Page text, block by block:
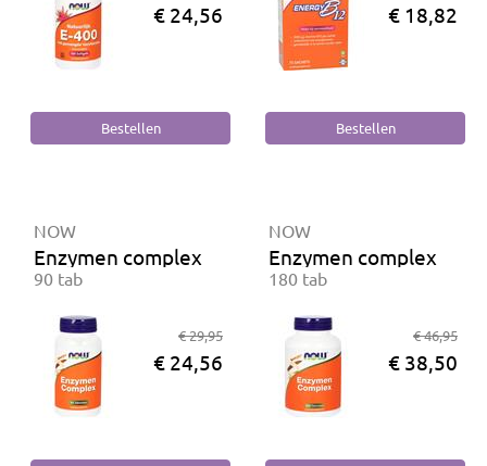
€ 24,56 € 18,82
NOW
Enzymen complex
90 tab
€ 29,95
€ 24,56
NOW
Enzymen complex
180 tab
€ 46,95
€ 38,50